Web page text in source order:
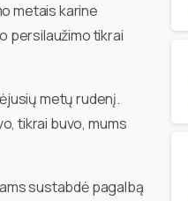
metais karine
persilaužimo tikrai
metų rudenį.
tikrai buvo, mums
sustabdė pagalbą